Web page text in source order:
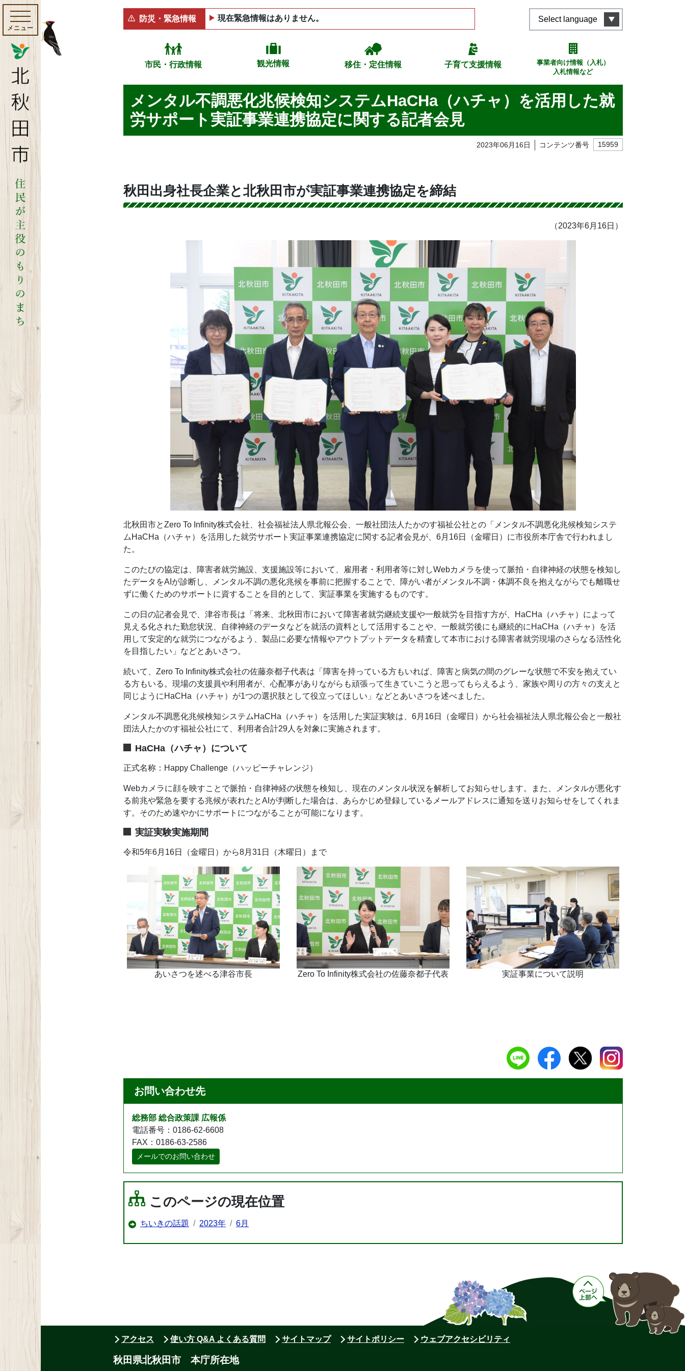
メニュー
防災・緊急情報 現在緊急情報はありません。 Select language
市民・行政情報 観光情報 移住・定住情報 子育て支援情報
事業者向け情報（入札）
入札情報など
メンタル不調悪化兆候検知システムHaCHa（ハチャ）を活用した就
労サポート実証事業連携協定に関する記者会見
2023年06月16日 コンテンツ番号 15959
秋田出身社長企業と北秋田市が実証事業連携協定を締結
（2023年6月16日）
北秋田市とZero To Infinity株式会社、社会福祉法人県北報公会、一般社団法人たかのす福祉公社との「メンタル不調悪化兆候検知システ
ムHaCHa（ハチャ）を活用した就労サポート実証事業連携協定に関する記者会見が、6月16日（金曜日）に市役所本庁舎で行われまし
た。
このたびの協定は、障害者就労施設、支援施設等において、雇用者・利用者等に対しWebカメラを使って脈拍・自律神経の状態を検知し
たデータをAIが診断し、メンタル不調の悪化兆候を事前に把握することで、障がい者がメンタル不調・体調不良を抱えながらでも離職せ
ずに働くためのサポートに資することを目的として、実証事業を実施するものです。
この日の記者会見で、津谷市長は「将来、北秋田市において障害者就労継続支援や一般就労を目指す方が、HaCHa（ハチャ）によって
見える化された勤怠状況、自律神経のデータなどを就活の資料として活用することや、一般就労後にも継続的にHaCHa（ハチャ）を活
用して安定的な就労につながるよう、製品に必要な情報やアウトプットデータを精査して本市における障害者就労現場のさらなる活性化
を目指したい」などとあいさつ。
続いて、Zero To Infinity株式会社の佐藤奈都子代表は「障害を持っている方もいれば、障害と病気の間のグレーな状態で不安を抱えてい
る方もいる。現場の支援員や利用者が、心配事がありながらも頑張って生きていこうと思ってもらえるよう、家族や周りの方々の支えと
同じようにHaCHa（ハチャ）が1つの選択肢として役立ってほしい」などとあいさつを述べました。
メンタル不調悪化兆候検知システムHaCHa（ハチャ）を活用した実証実験は、6月16日（金曜日）から社会福祉法人県北報公会と一般社
団法人たかのす福祉公社にて、利用者合計29人を対象に実施されます。
HaCHa（ハチャ）について
正式名称：Happy Challenge（ハッピーチャレンジ）
Webカメラに顔を映すことで脈拍・自律神経の状態を検知し、現在のメンタル状況を解析してお知らせします。また、メンタルが悪化す
る前兆や緊急を要する兆候が表れたとAIが判断した場合は、あらかじめ登録しているメールアドレスに通知を送りお知らせをしてくれま
す。そのため速やかにサポートにつながることが可能になります。
実証実験実施期間
令和5年6月16日（金曜日）から8月31日（木曜日）まで
あいさつを述べる津谷市長 Zero To Infinity株式会社の佐藤奈都子代表 実証事業について説明
お問い合わせ先
総務部 総合政策課 広報係
電話番号：0186-62-6608
FAX：0186-63-2586
メールでのお問い合わせ
このページの現在位置
ちいきの話題 2023年 6月
アクセス 使い方 Q&A よくある質問 サイトマップ サイトポリシー ウェブアクセシビリティ
秋田県北秋田市 本庁所在地